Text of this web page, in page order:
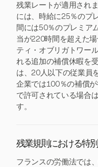
残業レートが適用され
には、時給に25％のプ
間には50％のプレミア
当が220時間を超えた
ティ・オブリガトワー
れる追加の補償休暇を
は、20人以下の従業員
企業では100％の補償
で許可されている場合
す。
残業規則における特
フランスの労働法では